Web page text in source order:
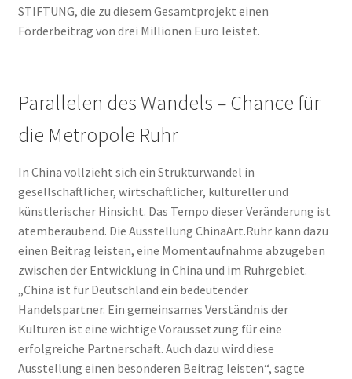
STIFTUNG, die zu diesem Gesamtprojekt einen
Förderbeitrag von drei Millionen Euro leistet.
Parallelen des Wandels – Chance für
die Metropole Ruhr
In China vollzieht sich ein Strukturwandel in
gesellschaftlicher, wirtschaftlicher, kultureller und
künstlerischer Hinsicht. Das Tempo dieser Veränderung ist
atemberaubend. Die Ausstellung ChinaArt.Ruhr kann dazu
einen Beitrag leisten, eine Momentaufnahme abzugeben
zwischen der Entwicklung in China und im Ruhrgebiet.
„China ist für Deutschland ein bedeutender
Handelspartner. Ein gemeinsames Verständnis der
Kulturen ist eine wichtige Voraussetzung für eine
erfolgreiche Partnerschaft. Auch dazu wird diese
Ausstellung einen besonderen Beitrag leisten“, sagte